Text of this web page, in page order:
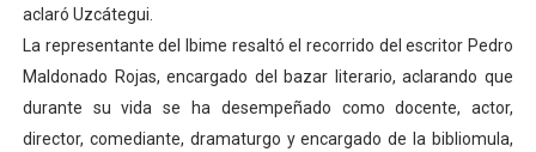
aclaró Uzcátegui.
La representante del Ibime resaltó el recorrido del escritor Pedro
Maldonado Rojas, encargado del bazar literario, aclarando que
durante su vida se ha desempeñado como docente, actor,
director, comediante, dramaturgo y encargado de la bibliomula,